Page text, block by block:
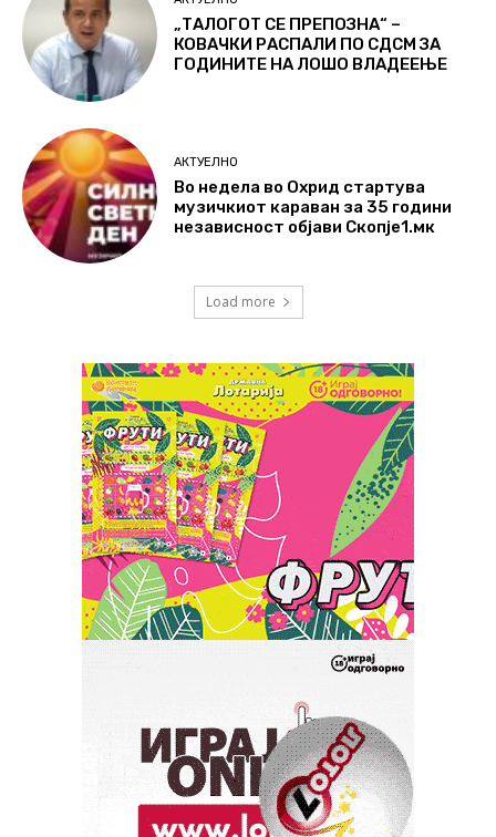
„ТАЛОГОТ СЕ ПРЕПОЗНА“ –
КОВАЧКИ РАСПАЛИ ПО СДСМ ЗА
ГОДИНИТЕ НА ЛОШО ВЛАДЕЕЊЕ
АКТУЕЛНО
Во недела во Охрид стартува
музичкиот караван за 35 години
независност објави Скопје1.мк
Load more